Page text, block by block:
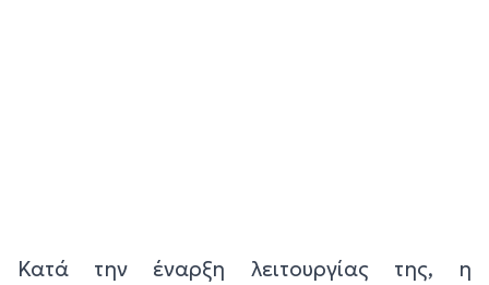
Κατά την έναρξη λειτουργίας της, η